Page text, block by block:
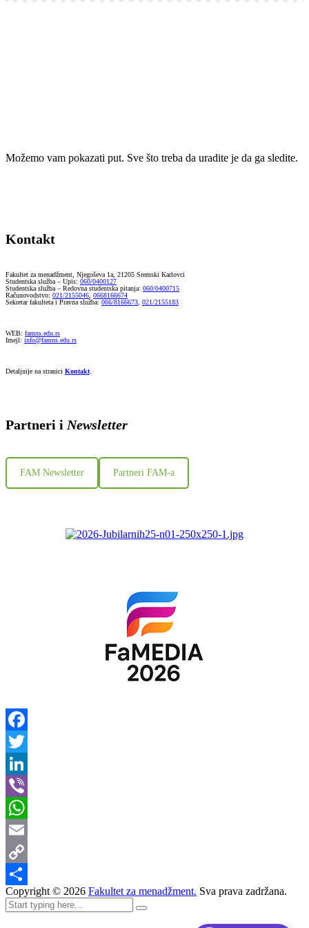
Možemo vam pokazati put. Sve što treba da uradite je da ga sledite.
Kontakt
Fakultet za menadžment, Njegoševa 1a, 21205 Sremski Karlovci
Studentska služba – Upis: 060/0400127
Studentska služba – Redovna studentska pitanja: 060/0400715
Računovodstvo: 021/2155046 0668166674
Sekretar fakulteta i Pravna služba: 066/8166673 021/2155183
WEB: famns.edu.rs
Imejl: info@famns.edu.rs
Detaljnije na stranici Kontakt
Partneri i Newsletter
FAM Newsletter Partneri FAM-a
Facebook
Twitter
LinkedIn
Viber
WhatsApp
Email
Copy
Link
Share
Copyright © 2026 Fakultet za menadžment. Sva prava zadržana.